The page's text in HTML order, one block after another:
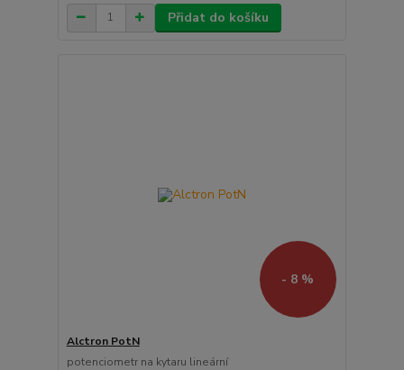
Přidat do košíku
- 8 %
Alctron PotN
potenciometr na kytaru lineární